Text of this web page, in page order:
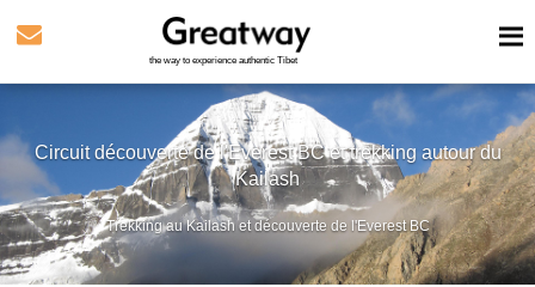
the way to experience authentic Tibet
Circuit découverte de l'Everest BC et trekking autour du
Kailash
Trekking au Kailash et découverte de l'Everest BC